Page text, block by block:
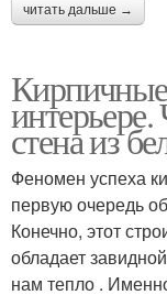
читать дальше →
стена из
Феномен успеха
первую очередь
Конечно, этот
обладает
нам тепло .